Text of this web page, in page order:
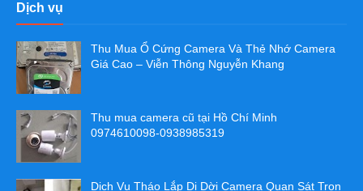
Dịch vụ
Thu Mua Ổ Cứng Camera Và Thẻ Nhớ Camera
Giá Cao – Viễn Thông Nguyễn Khang
Thu mua camera cũ tại Hồ Chí Minh
0974610098-0938985319
Dịch Vụ Tháo Lắp Di Dời Camera Quan Sát Trọn